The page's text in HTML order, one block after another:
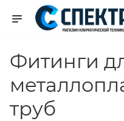
Фитинги
труб